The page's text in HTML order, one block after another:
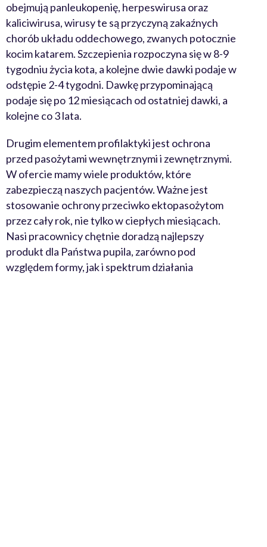
obejmują panleukopenię, herpeswirusa oraz
kaliciwirusa, wirusy te są przyczyną zakaźnych
chorób układu oddechowego, zwanych potocznie
kocim katarem. Szczepienia rozpoczyna się w 8-9
tygodniu życia kota, a kolejne dwie dawki podaje w
odstępie 2-4 tygodni. Dawkę przypominającą
podaje się po 12 miesiącach od ostatniej dawki, a
kolejne co 3 lata.
Drugim elementem profilaktyki jest ochrona
przed pasożytami wewnętrznymi i zewnętrznymi.
W ofercie mamy wiele produktów, które
zabezpieczą naszych pacjentów. Ważne jest
stosowanie ochrony przeciwko ektopasożytom
przez cały rok, nie tylko w ciepłych miesiącach.
Nasi pracownicy chętnie doradzą najlepszy
produkt dla Państwa pupila, zarówno pod
względem formy, jak i spektrum działania